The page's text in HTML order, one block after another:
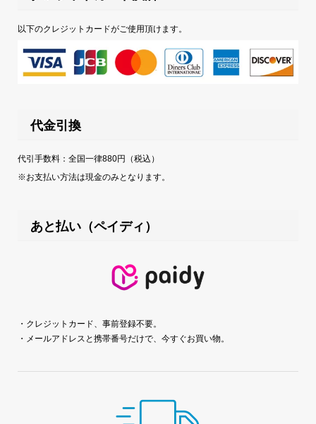
以下のクレジットカードがご使用頂けます。
代金引換
代引手数料：全国一律880円（税込）
※お支払い方法は現金のみとなります。
あと払い（ペイディ）
・クレジットカード、事前登録不要。
・メールアドレスと携帯番号だけで、今すぐお買い物。